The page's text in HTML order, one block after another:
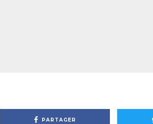
PARTAGER